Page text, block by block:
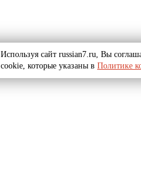
Используя сайт russian7.ru, Вы
cookie, которые указаны в Политике